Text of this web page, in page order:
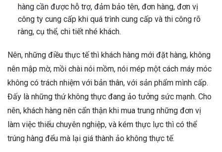
hàng cần được hỗ trợ, đảm bảo tên, đơn hàng, đơn vị
công ty cung cấp khi quá trình cung cấp và thi công rõ
ràng, cụ thể, chi tiết nhé khách.
Nên, những điều thực tế thì khách hàng mới đặt hàng, không
nên mập mờ, mồi chài nói mồm, nói mép một cách máy móc
không có trách nhiệm với bản thân, với sản phẩm mình cấp.
Đấy là những thứ không thực đang ảo tưởng sức mạnh. Cho
nên, khách hàng nên cẩn thận khi mua trung những đơn vị
làm việc thiếu chuyên nghiệp, và kém thực lực thì có thể
trúng hàng đểu mà lại giá thành ảo không thực tế.